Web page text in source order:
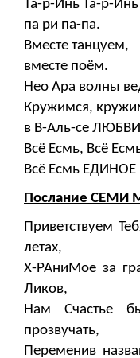
Та-р-Инь Та-р-Инь
па ри па-па.
Вместе танцуем,
вместе поём.
Нео Ара волны
Кружимся,
в В-Аль-се
Всё Есмь, Всё
Всё Есмь
Послание СЕМИ
Приветствуем
летах,
Х-РАниМое за
Ликов,
Нам Счастье
прозвучать,
Переменив